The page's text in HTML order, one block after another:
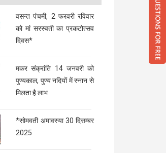
वसन्त पंचमी, 2 फरवरी रविवार
को मां सरस्वती का प्रकटोत्सव
दिवस*
मकर संक्रांति 14 जनवरी को
पुण्यकाल, पुण्य नदियों में स्नान से
मिलता है लाभ
*सोमवती अमावस्या 30 दिसम्बर
2025